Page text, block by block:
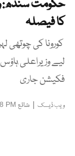
حکومت سندھ:
کا فیصلہ
کورونا کی چوتھی
لیے وزیراعلی
فکیشن جاری
ویب ڈیسک | شائع PM